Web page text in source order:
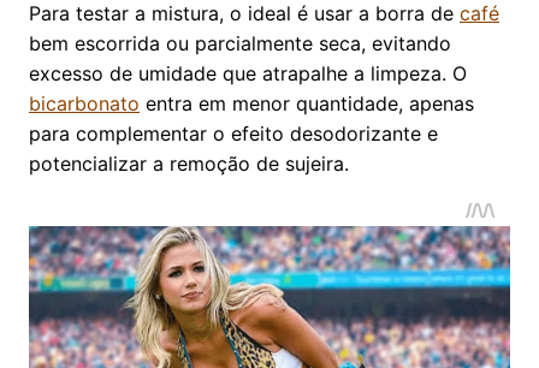
Para testar a mistura, o ideal é usar a borra de café
bem escorrida ou parcialmente seca, evitando
excesso de umidade que atrapalhe a limpeza. O
bicarbonato entra em menor quantidade, apenas
para complementar o efeito desodorizante e
potencializar a remoção de sujeira.